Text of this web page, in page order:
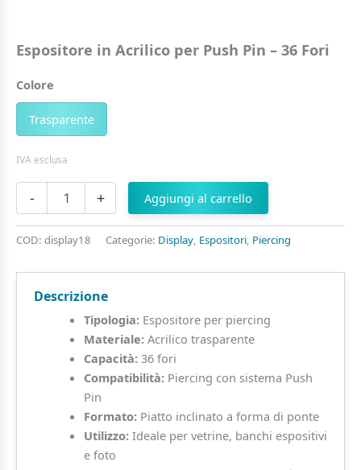
Espositore in Acrilico per Push Pin – 36 Fori
Colore
Trasparente
IVA esclusa
-
Espositore
per
Pin
+ Aggiungi al carrello
COD: display18 Categorie: Display, Espositori, Piercing
Descrizione
Tipologia:Espositore per piercing
Materiale:Acrilico trasparente
Capacità:36 fori
Compatibilità:Piercing con sistema Push
Pin
Formato:Piatto inclinato a forma di ponte
Utilizzo:Ideale per vetrine, banchi espositivi
e foto